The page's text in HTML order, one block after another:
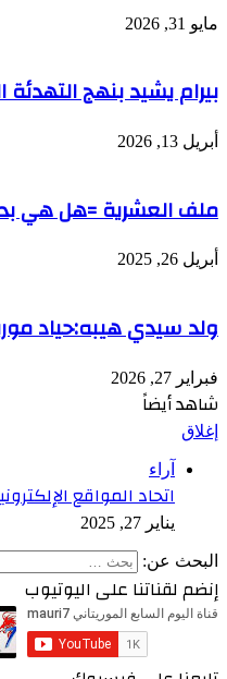
مايو 31, 2026
بيرام يشيد بنهج
أبريل 13, 2026
ملف العشرية =هل هي
أبريل 26, 2025
ولد سيدي هيبه:حياد
فبراير 27, 2026
شاهد أيضاً
إغلاق
آراء
اتحاد المواقع
يناير 27, 2025
البحث عن:
إنضم لقناتنا على اليوتيوب